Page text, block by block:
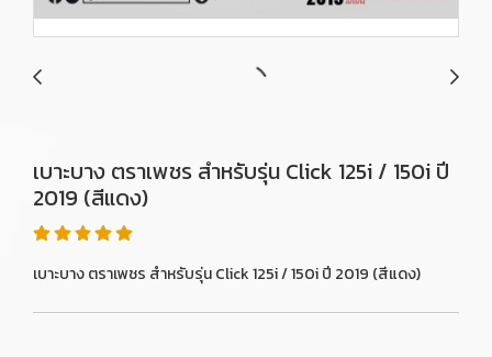
เบาะบาง ตราเพชร สำหรับรุ่น Click 125i / 150i ปี
2019 (สีแดง)
เบาะบาง ตราเพชร สำหรับรุ่น Click 125i / 150i ปี 2019 (สีแดง)